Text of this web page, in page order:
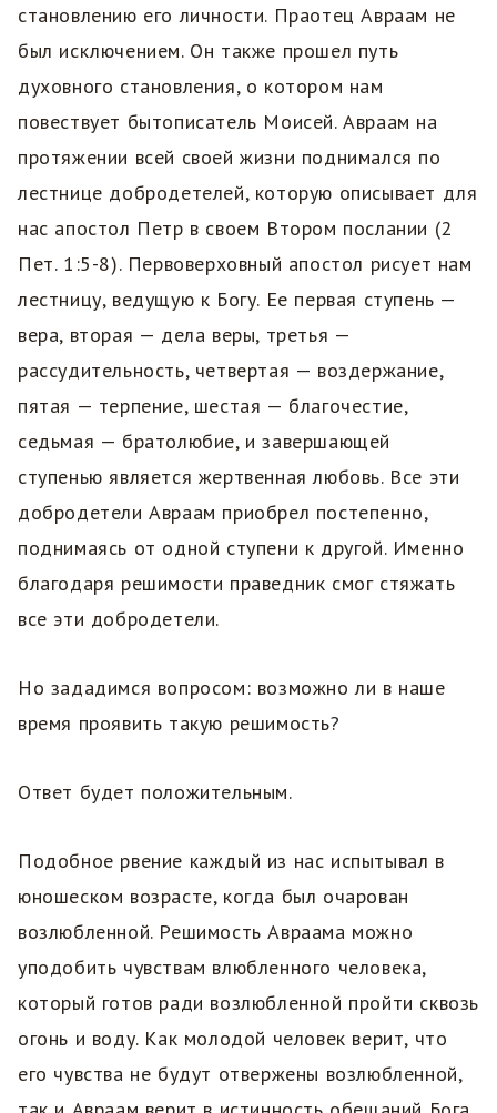
становлению его личности. Праотец Авраам не
был исключением. Он также прошел путь
духовного становления, о котором нам
повествует бытописатель Моисей. Авраам на
протяжении всей своей жизни поднимался по
лестнице добродетелей, которую описывает для
нас апостол Петр в своем Втором послании (2
Пет. 1:5-8). Первоверховный апостол рисует нам
лестницу, ведущую к Богу. Ее первая ступень —
вера, вторая — дела веры, третья —
рассудительность, четвертая — воздержание,
пятая — терпение, шестая — благочестие,
седьмая — братолюбие, и завершающей
ступенью является жертвенная любовь. Все эти
добродетели Авраам приобрел постепенно,
поднимаясь от одной ступени к другой. Именно
благодаря решимости праведник смог стяжать
все эти добродетели.
Но зададимся вопросом: возможно ли в наше
время проявить такую решимость?
Ответ будет положительным.
Подобное рвение каждый из нас испытывал в
юношеском возрасте, когда был очарован
возлюбленной. Решимость Авраама можно
уподобить чувствам влюбленного человека,
который готов ради возлюбленной пройти сквозь
огонь и воду. Как молодой человек верит, что
его чувства не будут отвержены возлюбленной,